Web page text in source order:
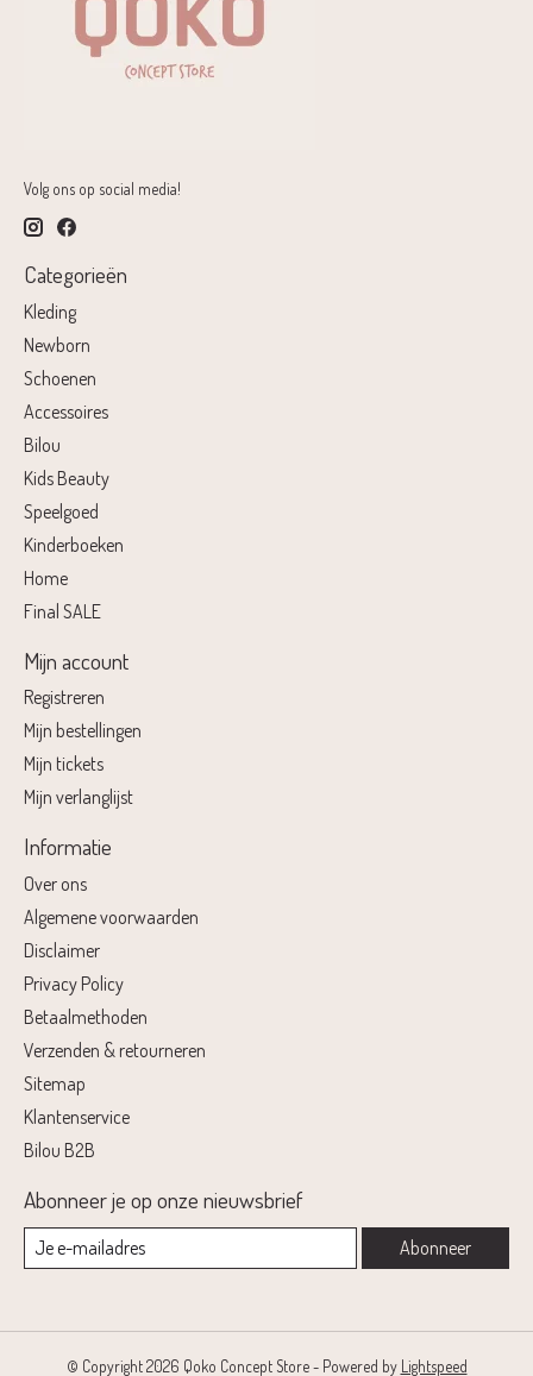
Volg ons op social media!
Categorieën
Kleding
Newborn
Schoenen
Accessoires
Bilou
Kids Beauty
Speelgoed
Kinderboeken
Home
Final SALE
Mijn account
Registreren
Mijn bestellingen
Mijn tickets
Mijn verlanglijst
Informatie
Over ons
Algemene voorwaarden
Disclaimer
Privacy Policy
Betaalmethoden
Verzenden & retourneren
Sitemap
Klantenservice
Bilou B2B
Abonneer je op onze nieuwsbrief
Abonneer
© Copyright 2026 Qoko Concept Store - Powered by Lightspeed